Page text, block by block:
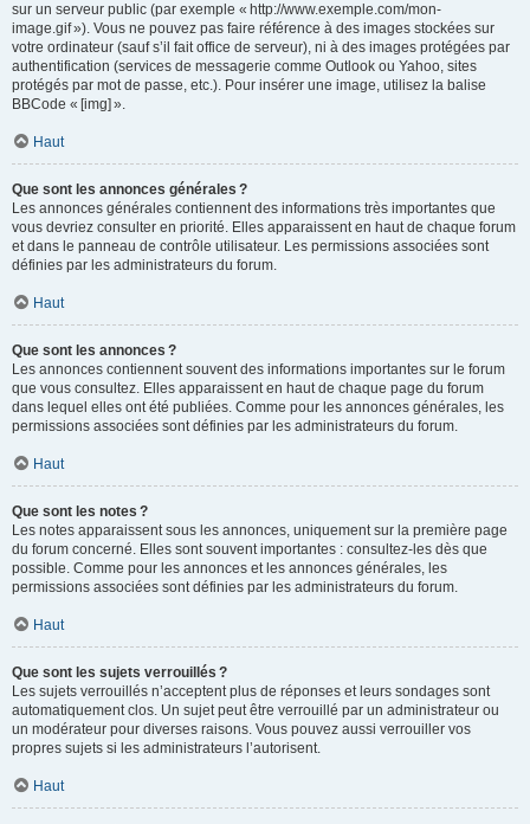
sur un serveur public (par exemple « http://www.exemple.com/mon-
image.gif »). Vous ne pouvez pas faire référence à des images stockées sur
votre ordinateur (sauf s’il fait office de serveur), ni à des images protégées par
authentification (services de messagerie comme Outlook ou Yahoo, sites
protégés par mot de passe, etc.). Pour insérer une image, utilisez la balise
BBCode « [img] ».
Haut
Que sont les annonces générales ?
Les annonces générales contiennent des informations très importantes que
vous devriez consulter en priorité. Elles apparaissent en haut de chaque forum
et dans le panneau de contrôle utilisateur. Les permissions associées sont
définies par les administrateurs du forum.
Haut
Que sont les annonces ?
Les annonces contiennent souvent des informations importantes sur le forum
que vous consultez. Elles apparaissent en haut de chaque page du forum
dans lequel elles ont été publiées. Comme pour les annonces générales, les
permissions associées sont définies par les administrateurs du forum.
Haut
Que sont les notes ?
Les notes apparaissent sous les annonces, uniquement sur la première page
du forum concerné. Elles sont souvent importantes : consultez-les dès que
possible. Comme pour les annonces et les annonces générales, les
permissions associées sont définies par les administrateurs du forum.
Haut
Que sont les sujets verrouillés ?
Les sujets verrouillés n’acceptent plus de réponses et leurs sondages sont
automatiquement clos. Un sujet peut être verrouillé par un administrateur ou
un modérateur pour diverses raisons. Vous pouvez aussi verrouiller vos
propres sujets si les administrateurs l’autorisent.
Haut